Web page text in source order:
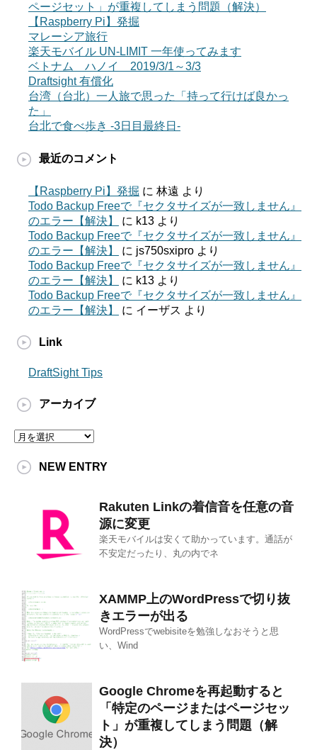
ページセット」が重複してしまう問題（解決）
【Raspberry Pi】発掘
マレーシア旅行
楽天モバイル UN-LIMIT 一年使ってみます
ベトナム ハノイ 2019/3/1～3/3
Draftsight 有償化
台湾（台北）一人旅で思った「持って行けば良かっ
た」
台北で食べ歩き -3日目最終日-
最近のコメント
【Raspberry Pi】発掘 に 林遠 より
Todo Backup Freeで『セクタサイズが一致しません』
のエラー【解決】
に k13 より
Todo Backup Freeで『セクタサイズが一致しません』
のエラー【解決】
に js750sxipro より
Todo Backup Freeで『セクタサイズが一致しません』
のエラー【解決】
に k13 より
Todo Backup Freeで『セクタサイズが一致しません』
のエラー【解決】
に イーザス より
Link
DraftSight Tips
アーカイブ
ア
カ
NEW ENTRY
Rakuten Linkの着信音を任意の音
源に変更
楽天モバイルは安くて助かっています。通話が
不安定だったり、丸の内でネ
XAMMP上のWordPressで切り抜
きエラーが出る
WordPressでwebisiteを勉強しなおそうと思
い、Wind
Google Chromeを再起動すると
「特定のページまたはページセッ
ト」が重複してしまう問題（解
決）